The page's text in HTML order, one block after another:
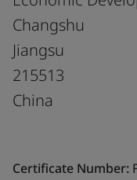
Changshu
Jiangsu
215513
China
Certificate Number: